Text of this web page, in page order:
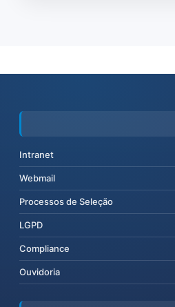
Intranet
Webmail
Processos de Seleção
LGPD
Compliance
Ouvidoria